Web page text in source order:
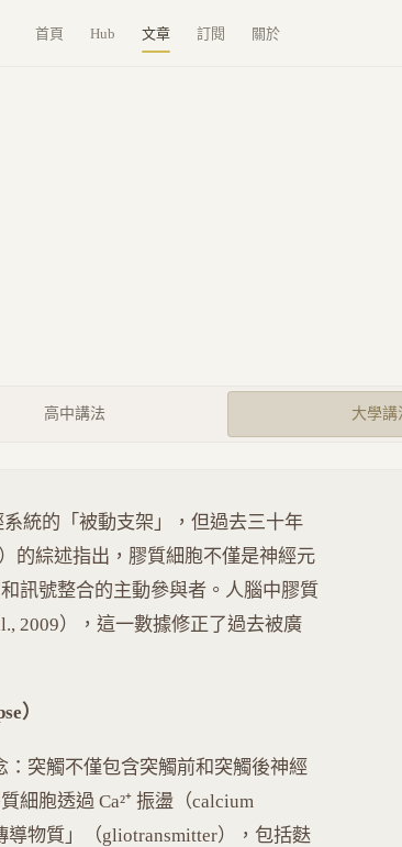
首頁 Hub 文章 訂閱 關於
高中講法 大學講
統的「被動支架」，但過去三十年
的綜述指出，膠質細胞不僅是神經元
訊號整合的主動參與者。人腦中膠質
2009），這一數據修正了過去被廣
）
：突觸不僅包含突觸前和突觸後神經
細胞透過 Ca²⁺ 振盪（calcium
物質」（gliotransmitter），包括麩